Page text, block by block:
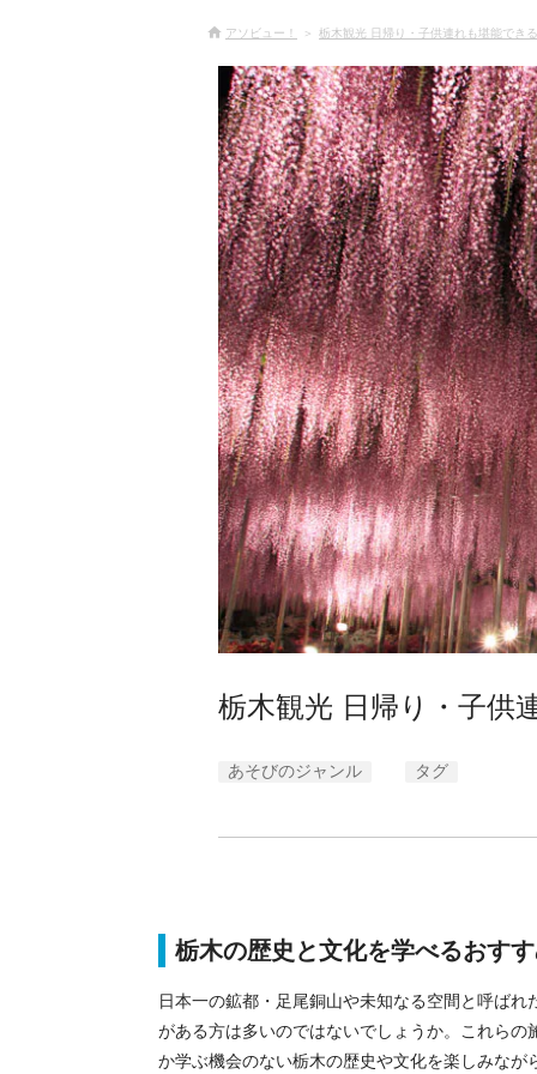
アソビュー！ 栃木観光 日帰り・子供連れも堪能でき
栃木観光 日帰り・子供
あそびのジャンル タグ
栃木の歴史と文化を学べるおす
日本一の鉱都・足尾銅山や未知なる空間と呼ばれ
がある方は多いのではないでしょうか。これら
か学ぶ機会のない栃木の歴史や文化を楽しみなが